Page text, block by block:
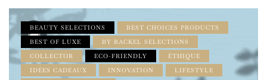
BEAUTY SELECTIONS
BEST CHOICES PRODUCTS
BEST OF LUXE
BY RACKEL SELECTIONS
COLLECTOR
ECO-FRIENDLY
ÉTHIQUE
IDÉES CADEAUX
INNOVATION
LIFESTYLE